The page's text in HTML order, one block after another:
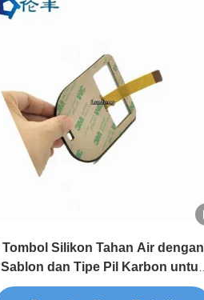
Tombol Silikon Tahan Air dengan
Sablon dan Tipe Pil Karbon untuk
Perangkat Elektronik